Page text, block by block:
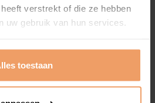
verstrekt of die ze hebben
uw gebruik van hun services.
toestaan